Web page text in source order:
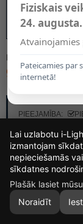
MODELIS:
91.95€
PIEEJAMĪBA:
Fiziskais
24. augusta.
Atvainojamies
Pateicamies par
internetā!
14
DIENAS
Lai uzlabotu i-
izmantojam
nepieciešamās
sīkdatnes
Plašāk lasiet mūsu
Noraidīt